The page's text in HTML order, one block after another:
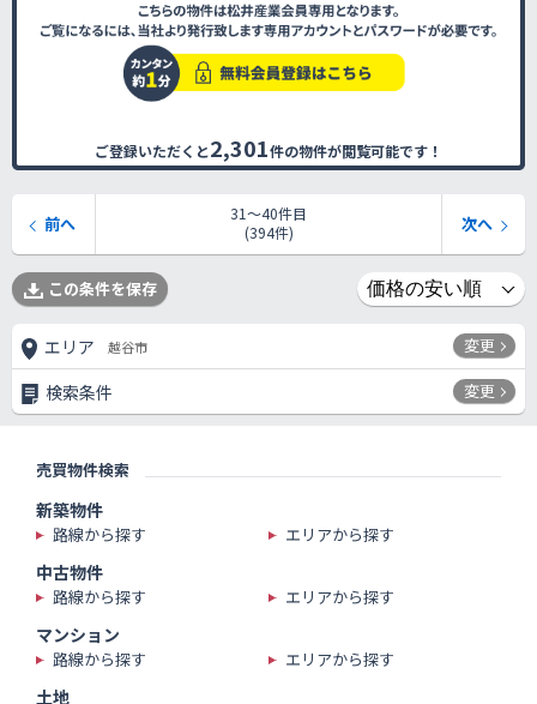
ご登録いただくと2,301件の物件が閲覧可能です！
31〜40件目
(394件)
前へ 次へ
この条件を保存
エリア 越谷市 変更
検索条件 変更
売買物件検索
新築物件
路線から探す エリアから探す
中古物件
路線から探す エリアから探す
マンション
路線から探す エリアから探す
土地